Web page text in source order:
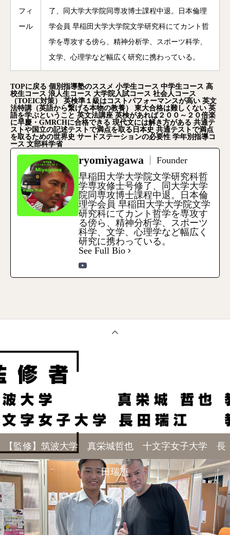
フィ
ール
了、同大学大学院同専攻博士課程中退。日本倫理
学会員 早稲田大学大学院文学研究科にてカント哲
学を専攻する傍ら、精神分析学、スポーツ科学、
文学、心理学など幅広く研究に携わっている。
TOPに戻る 個別指導塾のススメ 小学生コース 中学生コース 高
校生コース 浪人生コース 大学院入試コース 社会人コース
（TOEIC対策） 英検準１級はコストパフォーマンスが高い 英文
法特講（英語から繋げる本物の教養）
東大合格は難しくない 英
語を学ぶということ 英文法講座 英検があれば２００～２０倍楽
に早慶・GMRCHに合格できる 現代文には解き方がある 共通テ
ストや国立の記述テストで満点を取る日本史 共通テストで満点
を取るための世界史 サードステーションの必要性 学年別指導コ
ース 文部科学省
ryomiyagawa
Founder
早稲田大学大学院文学研究科哲
学専攻修士号修了、同大学大学
院同専攻博士課程中退。日本倫
理学会員 早稲田大学大学院文学
研究科にてカント哲学を専攻す
る傍ら、精神分析学、スポーツ
科学、文学、心理学など幅広く
研究に携わっている。
See Full Bio
【監修】筑波大学 真栄城哲也 十文字女子大学 長
田瑞恵